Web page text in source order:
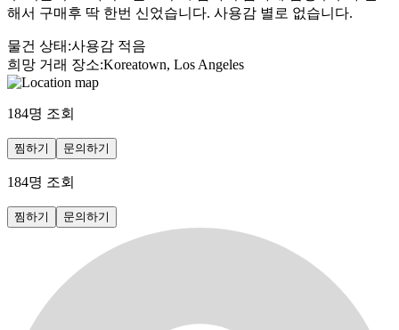
해서 구매후 딱 한번 신었습니다. 사용감 별로 없습니다.
물건 상태 :사용감 적음
희망 거래 장소:Koreatown, Los Angeles
184명 조회
찜하기 문의하기
184명 조회
찜하기 문의하기